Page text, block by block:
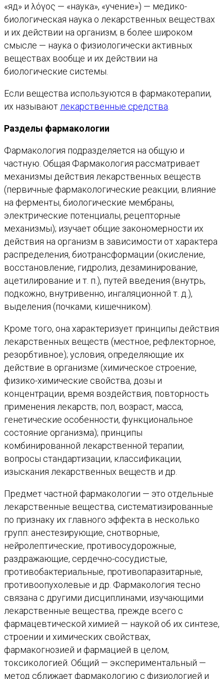
«яд» и λόγος — «наука», «учение») — медико-
биологическая наука о лекарственных веществах
и их действии на организм; в более широком
смысле — наука о физиологически активных
веществах вообще и их действии на
биологические системы.
Если вещества используются в фармакотерапии,
их называют лекарственные средства
Разделы фармакологии
Фармакология подразделяется на общую и
частную. Общая Фармакология рассматривает
механизмы действия лекарственных веществ
(первичные фармакологические реакции, влияние
на ферменты, биологические мембраны,
электрические потенциалы, рецепторные
механизмы); изучает общие закономерности их
действия на организм в зависимости от характера
распределения, биотрансформации (окисление,
восстановление, гидролиз, дезаминирование,
ацетилирование и т. п.), путей введения (внутрь,
подкожно, внутривенно, ингаляционной т. д.),
выделения (почками, кишечником).
Кроме того, она характеризует принципы действия
лекарственных веществ (местное, рефлекторное,
резорбтивное); условия, определяющие их
действие в организме (химическое строение,
физико-химические свойства, дозы и
концентрации, время воздействия, повторность
применения лекарств; пол, возраст, масса,
генетические особенности, функциональное
состояние организма); принципы
комбинированной лекарственной терапии,
вопросы стандартизации, классификации,
изыскания лекарственных веществ и др.
Предмет частной фармакологии — это отдельные
лекарственные вещества, систематизированные
по признаку их главного эффекта в несколько
групп: анестезирующие, снотворные,
нейролептические, противосудорожные,
раздражающие, сердечно-сосудистые,
противобактериальные, противопаразитарные,
противоопухолевые и др. Фармакология тесно
связана с другими дисциплинами, изучающими
лекарственные вещества, прежде всего с
фармацевтической химией — наукой об их синтезе,
строении и химических свойствах,
фармакогнозией и фармацией в целом,
токсикологией. Общий — экспериментальный —
метод сближает фармакологию с физиологией и